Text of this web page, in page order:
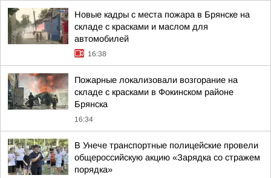
Новые кадры с места пожара в Брянске на
складе с красками и маслом для
автомобилей
16:38
Пожарные локализовали возгорание на
складе с красками в Фокинском районе
Брянска
16:34
В Унече транспортные полицейские провели
общероссийскую акцию «Зарядка со стражем
порядка»